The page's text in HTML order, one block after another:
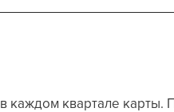
квартале карты.